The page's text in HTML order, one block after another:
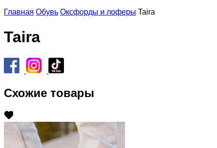
Главная Обувь Оксфорды и лоферы Taira
Taira
Схожие товары